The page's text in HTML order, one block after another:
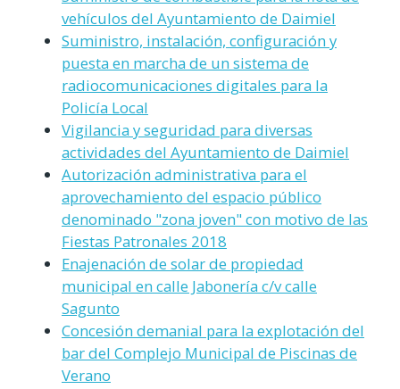
vehículos del Ayuntamiento de Daimiel
Suministro, instalación, configuración y
puesta en marcha de un sistema de
radiocomunicaciones digitales para la
Policía Local
Vigilancia y seguridad para diversas
actividades del Ayuntamiento de Daimiel
Autorización administrativa para el
aprovechamiento del espacio público
denominado "zona joven" con motivo de las
Fiestas Patronales 2018
Enajenación de solar de propiedad
municipal en calle Jabonería c/v calle
Sagunto
Concesión demanial para la explotación del
bar del Complejo Municipal de Piscinas de
Verano